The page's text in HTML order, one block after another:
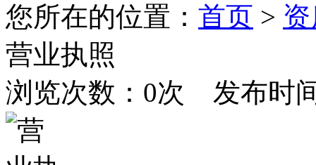
您所在的位置： 首页 >
营业执照
浏览次数： 0次 发布时间